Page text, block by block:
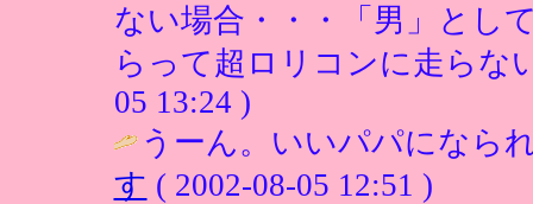
ない場合・・・「男」とし
らって超ロリコンに走らな
05 13:24 )
うーん。いいパパになら
す ( 2002-08-05 12:51 )